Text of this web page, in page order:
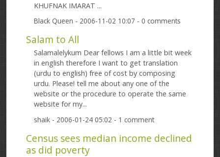
KHUFNAK IMARAT ...
Black Queen - 2006-11-02 10:07 - 0 comments
Salam to All
Salamalelykum Dear fellows I am a little bit week
in english therefore I want to get translation
(urdu to english) free of cost by composing
urdu. Please! tell me about any one of the
website or the procedure to operate the same
website for my...
shaik - 2006-01-24 05:02 - 1 comment
Census sees median income declined
as did poverty